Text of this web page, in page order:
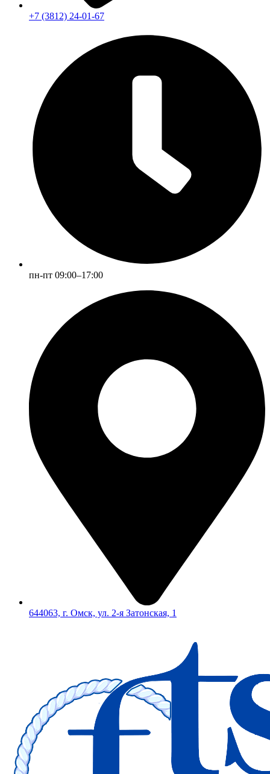
+7 (3812) 24-01-67
пн-пт 09:00–17:00
644063, г. Омск, ул. 2-я Затонская, 1